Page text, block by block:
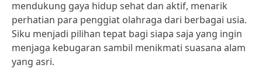
mendukung gaya hidup sehat dan aktif, menarik
perhatian para penggiat olahraga dari berbagai usia.
Siku menjadi pilihan tepat bagi siapa saja yang ingin
menjaga kebugaran sambil menikmati suasana alam
yang asri.